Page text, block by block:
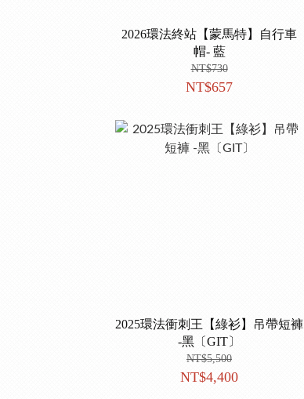
2026環法終站【蒙馬特】自行車
帽- 藍
NT$730
NT$657
2025環法衝刺王【綠衫】吊帶短褲
-黑〔GIT〕
NT$5,500
NT$4,400